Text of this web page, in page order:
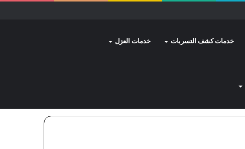
خدمات كشف التسربات خدمات العزل